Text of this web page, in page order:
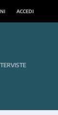
ACCEDI